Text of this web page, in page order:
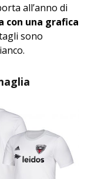
all’anno di
con una grafica
sono